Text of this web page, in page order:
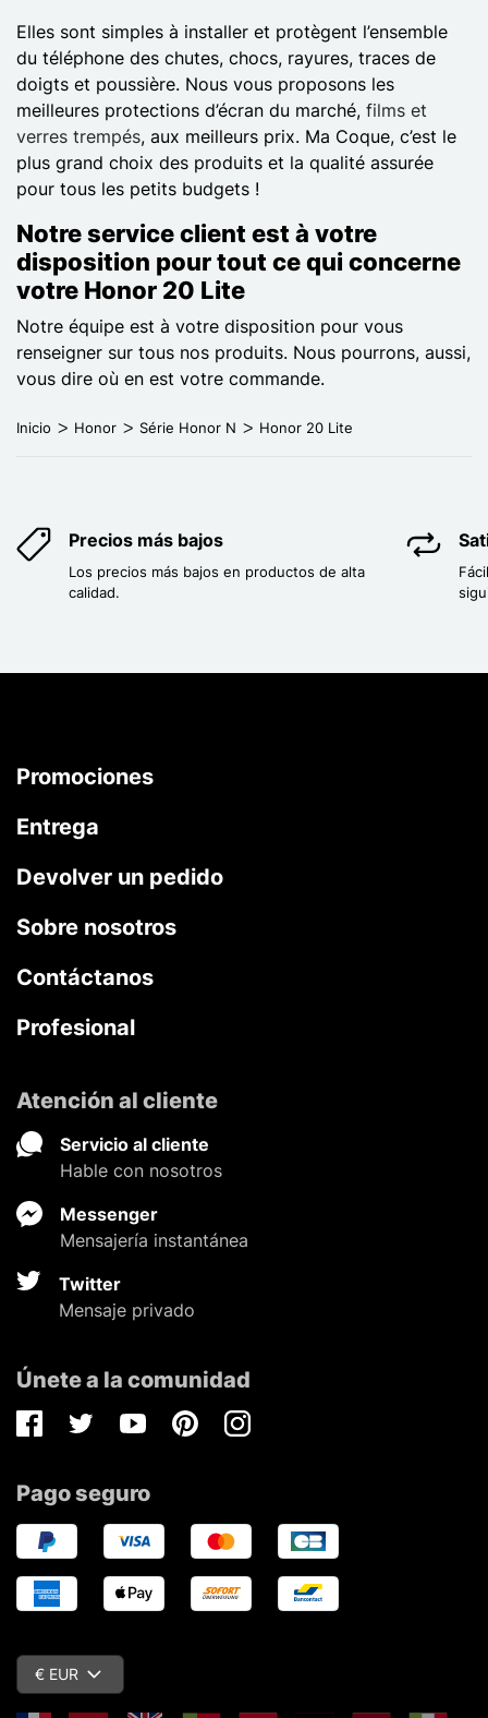
Elles sont simples à installer et protègent l’ensemble
du téléphone des chutes, chocs, rayures, traces de
doigts et poussière. Nous vous proposons les
meilleures protections d’écran du marché, films et
verres trempés, aux meilleurs prix. Ma Coque, c’est le
plus grand choix des produits et la qualité assurée
pour tous les petits budgets !
Notre service client est à votre
disposition pour tout ce qui concerne
votre Honor 20 Lite
Notre équipe est à votre disposition pour vous
renseigner sur tous nos produits. Nous pourrons, aussi,
vous dire où en est votre commande.
Inicio Honor Série Honor N Honor 20 Lite
Precios más bajos
Los precios más bajos en productos de alta
calidad.
Promociones
Entrega
Devolver un pedido
Sobre nosotros
Contáctanos
Profesional
Atención al cliente
Servicio al cliente
Hable con nosotros
Messenger
Mensajería instantánea
Twitter
Mensaje privado
Únete a la comunidad
FacebookTwitterYoutubePinterestInstagram
Pago seguro
€ EUR